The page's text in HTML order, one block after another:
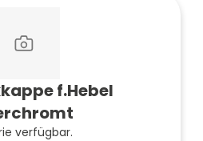
f.Hebel
verfügbar.